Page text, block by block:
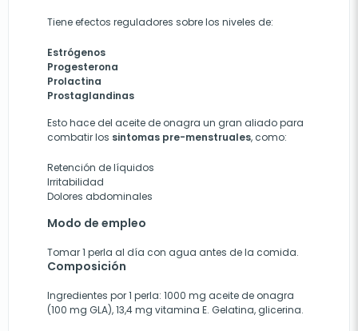
Tiene efectos reguladores sobre los niveles de:
Estrógenos
Progesterona
Prolactina
Prostaglandinas
Esto hace del aceite de onagra un gran aliado para
combatir los sintomas pre-menstruales, como:
Retención de líquidos
Irritabilidad
Dolores abdominales
Modo de empleo
Tomar 1 perla al día con agua antes de la comida.
Composición
Ingredientes por 1 perla: 1000 mg aceite de onagra
(100 mg GLA), 13,4 mg vitamina E. Gelatina, glicerina.